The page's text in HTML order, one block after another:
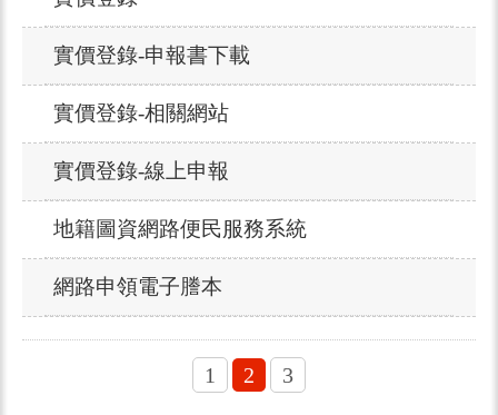
實價登錄-申報書下載
實價登錄-相關網站
實價登錄-線上申報
地籍圖資網路便民服務系統
網路申領電子謄本
1 2 3